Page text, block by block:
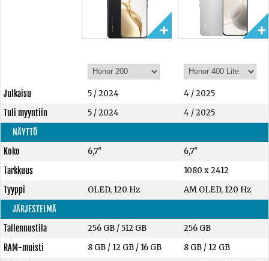
Julkaisu 5 / 2024
4 / 2025
Tuli myyntiin
5 / 2024
4 / 2025
NÄYTTÖ
Koko
6,7"
6,7"
Tarkkuus
1080 x 2412
Tyyppi
OLED, 120 Hz
AM OLED, 120 Hz
JÄRJESTELMÄ
Tallennustila
256 GB/512 GB
256 GB
RAM-muisti
8 GB/ 12 GB/ 16 GB 8 GB / 12 GB